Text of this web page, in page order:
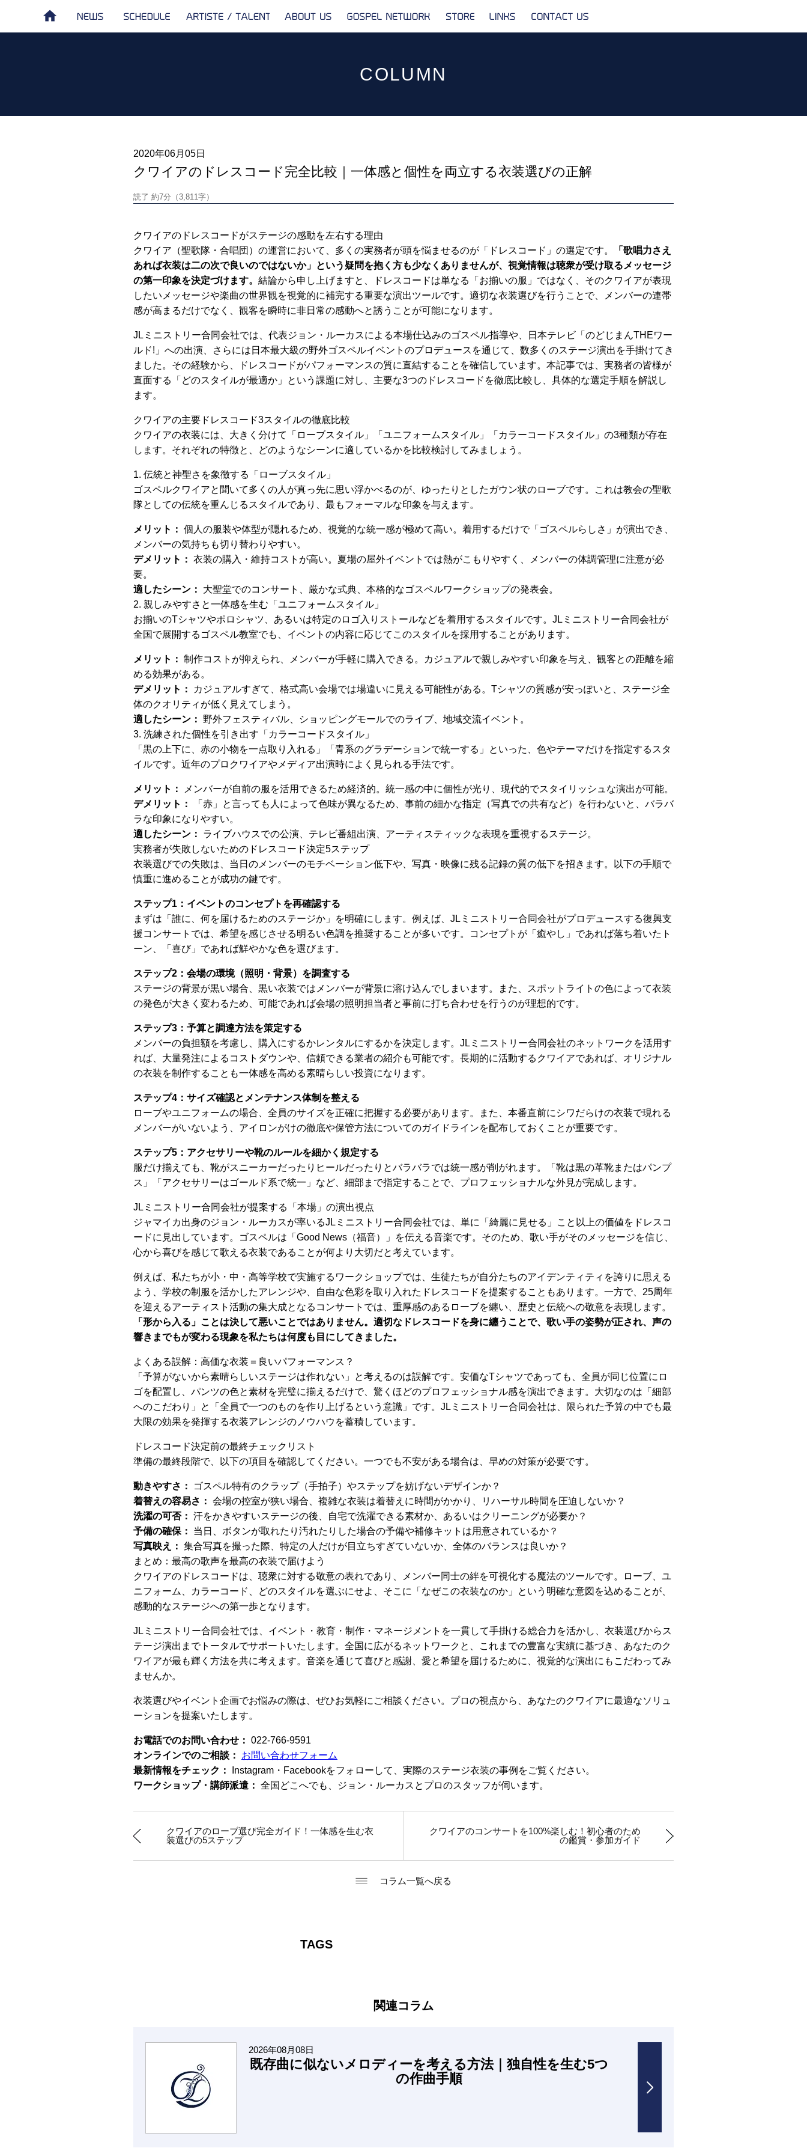
COLUMN
2020年06月05日
クワイアのドレスコード完全比較｜一体感と個性を両立する衣装選びの正解
読了 約7分（3,811字）
クワイアのドレスコードがステージの感動を左右する理由
クワイア（聖歌隊・合唱団）の運営において、多くの実務者が頭を悩ませるのが「ドレスコード」の選定です。
「歌唱力さえ
あれば衣装は二の次で良いのではないか」という疑問を抱く方も少なくありませんが、視覚情報は聴衆が受け取るメッセージ
の第一印象を決定づけます。 結論から申し上げますと、ドレスコードは単なる「お揃いの服」ではなく、そのクワイアが表現
したいメッセージや楽曲の世界観を視覚的に補完する重要な演出ツールです。適切な衣装選びを行うことで、メンバーの連帯
感が高まるだけでなく、観客を瞬時に非日常の感動へと誘うことが可能になります。
JLミニストリー合同会社では、代表ジョン・ルーカスによる本場仕込みのゴスペル指導や、日本テレビ「のどじまんTHEワー
ルド!」への出演、さらには日本最大級の野外ゴスペルイベントのプロデュースを通じて、数多くのステージ演出を手掛けてき
ました。その経験から、ドレスコードがパフォーマンスの質に直結することを確信しています。本記事では、実務者の皆様が
直面する「どのスタイルが最適か」という課題に対し、主要な3つのドレスコードを徹底比較し、具体的な選定手順を解説し
ます。
クワイアの主要ドレスコード3スタイルの徹底比較
クワイアの衣装には、大きく分けて「ローブスタイル」「ユニフォームスタイル」「カラーコードスタイル」の3種類が存在
します。それぞれの特徴と、どのようなシーンに適しているかを比較検討してみましょう。
1. 伝統と神聖さを象徴する「ローブスタイル」
ゴスペルクワイアと聞いて多くの人が真っ先に思い浮かべるのが、ゆったりとしたガウン状のローブです。これは教会の聖歌
隊としての伝統を重んじるスタイルであり、最もフォーマルな印象を与えます。
メリット： 個人の服装や体型が隠れるため、視覚的な統一感が極めて高い。着用するだけで「ゴスペルらしさ」が演出でき、
メンバーの気持ちも切り替わりやすい。
デメリット： 衣装の購入・維持コストが高い。夏場の屋外イベントでは熱がこもりやすく、メンバーの体調管理に注意が必
要。
適したシーン：
大聖堂でのコンサート、厳かな式典、本格的なゴスペルワークショップの発表会。
2. 親しみやすさと一体感を生む「ユニフォームスタイル」
お揃いのTシャツやポロシャツ、あるいは特定のロゴ入りストールなどを着用するスタイルです。JLミニストリー合同会社が
全国で展開するゴスペル教室でも、イベントの内容に応じてこのスタイルを採用することがあります。
メリット： 制作コストが抑えられ、メンバーが手軽に購入できる。カジュアルで親しみやすい印象を与え、観客との距離を縮
める効果がある。
デメリット：
カジュアルすぎて、格式高い会場では場違いに見える可能性がある。Tシャツの質感が安っぽいと、ステージ全
体のクオリティが低く見えてしまう。
適したシーン：
野外フェスティバル、ショッピングモールでのライブ、地域交流イベント。
3. 洗練された個性を引き出す「カラーコードスタイル」
「黒の上下に、赤の小物を一点取り入れる」「青系のグラデーションで統一する」といった、色やテーマだけを指定するスタ
イルです。近年のプロクワイアやメディア出演時によく見られる手法です。
メリット：
メンバーが自前の服を活用できるため経済的。統一感の中に個性が光り、現代的でスタイリッシュな演出が可能。
デメリット：
「赤」と言っても人によって色味が異なるため、事前の細かな指定（写真での共有など）を行わないと、バラバ
ラな印象になりやすい。
適したシーン：
ライブハウスでの公演、テレビ番組出演、アーティスティックな表現を重視するステージ。
実務者が失敗しないためのドレスコード決定5ステップ
衣装選びでの失敗は、当日のメンバーのモチベーション低下や、写真・映像に残る記録の質の低下を招きます。以下の手順で
慎重に進めることが成功の鍵です。
ステップ1：イベントのコンセプトを再確認する
まずは「誰に、何を届けるためのステージか」を明確にします。例えば、JLミニストリー合同会社がプロデュースする復興支
援コンサートでは、希望を感じさせる明るい色調を推奨することが多いです。コンセプトが「癒やし」であれば落ち着いたト
ーン、「喜び」であれば鮮やかな色を選びます。
ステップ2：会場の環境（照明・背景）を調査する
ステージの背景が黒い場合、黒い衣装ではメンバーが背景に溶け込んでしまいます。また、スポットライトの色によって衣装
の発色が大きく変わるため、可能であれば会場の照明担当者と事前に打ち合わせを行うのが理想的です。
ステップ3：予算と調達方法を策定する
メンバーの負担額を考慮し、購入にするかレンタルにするかを決定します。JLミニストリー合同会社のネットワークを活用す
れば、大量発注によるコストダウンや、信頼できる業者の紹介も可能です。長期的に活動するクワイアであれば、オリジナル
の衣装を制作することも一体感を高める素晴らしい投資になります。
ステップ4：サイズ確認とメンテナンス体制を整える
ローブやユニフォームの場合、全員のサイズを正確に把握する必要があります。また、本番直前にシワだらけの衣装で現れる
メンバーがいないよう、アイロンがけの徹底や保管方法についてのガイドラインを配布しておくことが重要です。
ステップ5：アクセサリーや靴のルールを細かく規定する
服だけ揃えても、靴がスニーカーだったりヒールだったりとバラバラでは統一感が削がれます。「靴は黒の革靴またはパンプ
ス」「アクセサリーはゴールド系で統一」など、細部まで指定することで、プロフェッショナルな外見が完成します。
JLミニストリー合同会社が提案する「本場」の演出視点
ジャマイカ出身のジョン・ルーカスが率いるJLミニストリー合同会社では、単に「綺麗に見せる」こと以上の価値をドレスコ
ードに見出しています。ゴスペルは「Good News（福音）」を伝える音楽です。そのため、歌い手がそのメッセージを信じ、
心から喜びを感じて歌える衣装であることが何より大切だと考えています。
例えば、私たちが小・中・高等学校で実施するワークショップでは、生徒たちが自分たちのアイデンティティを誇りに思える
よう、学校の制服を活かしたアレンジや、自由な色彩を取り入れたドレスコードを提案することもあります。一方で、25周年
を迎えるアーティスト活動の集大成となるコンサートでは、重厚感のあるローブを纏い、歴史と伝統への敬意を表現します。
「形から入る」ことは決して悪いことではありません。適切なドレスコードを身に纏うことで、歌い手の姿勢が正され、声の
響きまでもが変わる現象を私たちは何度も目にしてきました。
よくある誤解：高価な衣装＝良いパフォーマンス？
「予算がないから素晴らしいステージは作れない」と考えるのは誤解です。安価なTシャツであっても、全員が同じ位置にロ
ゴを配置し、パンツの色と素材を完璧に揃えるだけで、驚くほどのプロフェッショナル感を演出できます。大切なのは「細部
へのこだわり」と「全員で一つのものを作り上げるという意識」です。JLミニストリー合同会社は、限られた予算の中でも最
大限の効果を発揮する衣装アレンジのノウハウを蓄積しています。
ドレスコード決定前の最終チェックリスト
準備の最終段階で、以下の項目を確認してください。一つでも不安がある場合は、早めの対策が必要です。
動きやすさ：
ゴスペル特有のクラップ（手拍子）やステップを妨げないデザインか？
着替えの容易さ： 会場の控室が狭い場合、複雑な衣装は着替えに時間がかかり、リハーサル時間を圧迫しないか？
洗濯の可否： 汗をかきやすいステージの後、自宅で洗濯できる素材か、あるいはクリーニングが必要か？
予備の確保：
当日、ボタンが取れたり汚れたりした場合の予備や補修キットは用意されているか？
写真映え： 集合写真を撮った際、特定の人だけが目立ちすぎていないか、全体のバランスは良いか？
まとめ：最高の歌声を最高の衣装で届けよう
クワイアのドレスコードは、聴衆に対する敬意の表れであり、メンバー同士の絆を可視化する魔法のツールです。ローブ、ユ
ニフォーム、カラーコード、どのスタイルを選ぶにせよ、そこに「なぜこの衣装なのか」という明確な意図を込めることが、
感動的なステージへの第一歩となります。
JLミニストリー合同会社では、イベント・教育・制作・マネージメントを一貫して手掛ける総合力を活かし、衣装選びからス
テージ演出までトータルでサポートいたします。全国に広がるネットワークと、これまでの豊富な実績に基づき、あなたのク
ワイアが最も輝く方法を共に考えます。音楽を通じて喜びと感謝、愛と希望を届けるために、視覚的な演出にもこだわってみ
ませんか。
衣装選びやイベント企画でお悩みの際は、ぜひお気軽にご相談ください。プロの視点から、あなたのクワイアに最適なソリュ
ーションを提案いたします。
お電話でのお問い合わせ： 022-766-9591
オンラインでのご相談：
お問い合わせフォーム
最新情報をチェック：
Instagram・Facebookをフォローして、実際のステージ衣装の事例をご覧ください。
ワークショップ・講師派遣： 全国どこへでも、ジョン・ルーカスとプロのスタッフが伺います。
クワイアのローブ選び完全ガイド！一体感を生む衣
装選びの5ステップ
クワイアのコンサートを100%楽しむ！初心者のため
の鑑賞・参加ガイド
コラム一覧へ戻る
TAGS
関連コラム
2026年08月08日
既存曲に似ないメロディーを考える方法｜独自性を生む5つ
の作曲手順